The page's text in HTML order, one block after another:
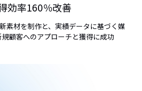
効率160％改善
素材を制作と、実績データに基づく媒
顧客へのアプローチと獲得に成功